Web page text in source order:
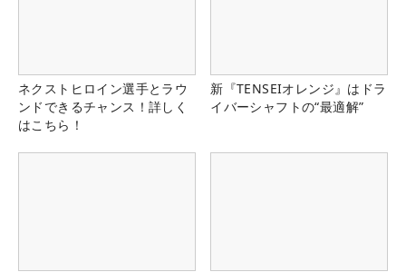
ネクストヒロイン選手とラウ
ンドできるチャンス！詳しく
はこちら！
新『TENSEIオレンジ』はドラ
イバーシャフトの“最適解”